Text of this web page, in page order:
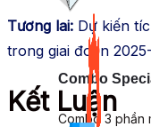
Combo
Combo 3 phần
Tương lai: Dự kiến
trong giai đoạn
Kết Luận